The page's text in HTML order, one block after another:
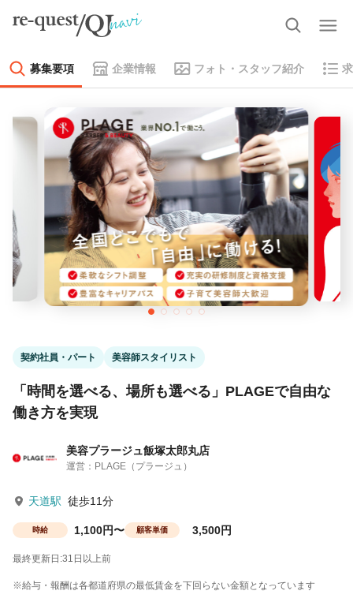
募集要項 企業情報 フォト・スタッフ紹介
契約社員・パート 美容師スタイリスト
「時間を選べる、場所も選べる」PLAGEで自由な
働き方を実現
美容プラージュ飯塚太郎丸店
運営：PLAGE（プラージュ）
天道駅 徒歩11分
時給 1,100円〜 顧客単価 3,500円
最終更新日:31日以上前
※給与・報酬は各都道府県の最低賃金を下回らない金額となっています